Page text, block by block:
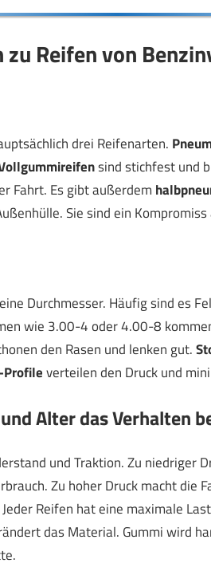
zu Reifen von
drei Reifenarten.
sind stichfest und
Fahrt. Es gibt außerdem
Sie sind ein
Durchmesser. Häufig sind es
wie 3.00-4 oder 4.00-8
den Rasen und lenken gut.
Profileverteilen den Druck und
Alter das Verhalten
und Traktion. Zu niedriger
Zu hoher Druck macht die
Reifen hat eine maximale
das Material. Gummi wird